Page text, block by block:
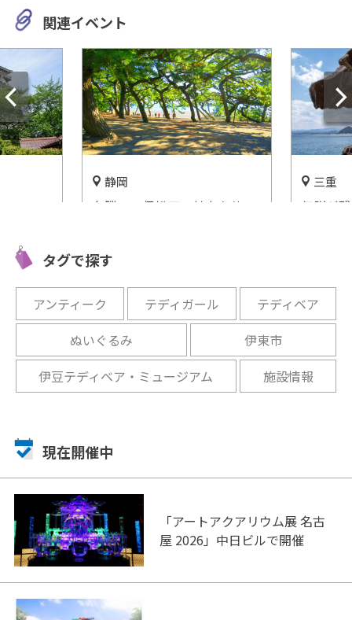
関連イベント
静岡
名勝・三保松原の魅力を体
開催中
三重
伝説が
タグで探す
アンティーク テディガール
テディベア
ぬいぐるみ
伊東市
伊豆テディベア・ミュージアム
施設情報
現在開催中
「アートアクアリウム展 名古
屋 2026」中日ビルで開催